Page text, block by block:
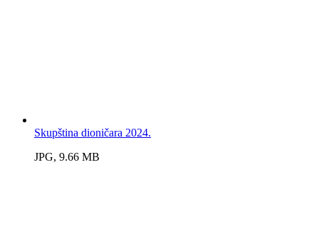
Skupština dioničara 2024.
JPG, 9.66 MB